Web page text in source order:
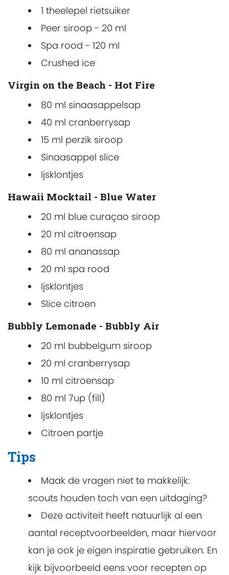
1 theelepel rietsuiker
Peer siroop - 20 ml
Spa rood - 120 ml
Crushed ice
Virgin on the Beach - Hot Fire
80 ml sinaasappelsap
40 ml cranberrysap
15 ml perzik siroop
Sinaasappel slice
Ijsklontjes
Hawaii Mocktail - Blue Water
20 ml blue curaçao siroop
20 ml citroensap
80 ml ananassap
20 ml spa rood
Ijsklontjes
Slice citroen
Bubbly Lemonade - Bubbly Air
20 ml bubbelgum siroop
20 ml cranberrysap
10 ml citroensap
80 ml 7up (fill)
Ijsklontjes
Citroen partje
Tips
Maak de vragen niet te makkelijk:
scouts houden toch van een uitdaging?
Deze activiteit heeft natuurlijk al een
aantal receptvoorbeelden, maar hiervoor
kan je ook je eigen inspiratie gebruiken. En
kijk bijvoorbeeld eens voor recepten op